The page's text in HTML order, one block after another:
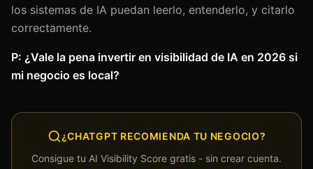
los sistemas de IA puedan leerlo, entenderlo, y citarlo
correctamente.
P: ¿Vale la pena invertir en visibilidad de IA en 2026 si
mi negocio es local?
¿CHATGPT RECOMIENDA TU NEGOCIO?
Consigue tu AI Visibility Score gratis - sin crear cuenta.